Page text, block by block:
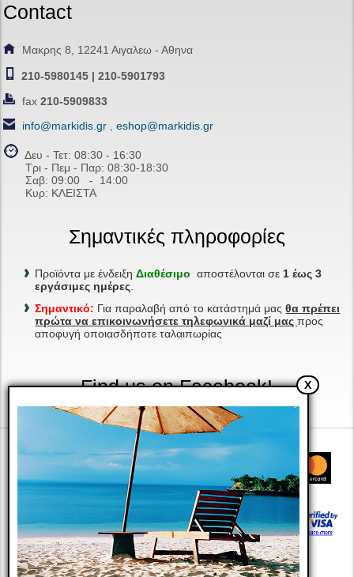
Contact
Μακρης 8, 12241 Αιγαλεω - Αθηνα
210-5980145 | 210-5901793
fax210-5909833
info@markidis.gr ,eshop@markidis.gr
Δευ - Τετ: 08:30 - 16:30
Τρι - Πεμ - Παρ: 08:30-18:30
Σαβ:09:00 - 14:00
Κυρ: ΚΛΕΙΣΤΑ
Σημαντικές πληροφορίες
Προϊόντα με ένδειξηΔιαθέσιμο αποστέλονται σε1 έως 3
εργάσιμες ημέρες.
Σημαντικό: Για παραλαβή από το κατάστημά μαςθα πρέπει
πρώτα να επικοινωνήσετε τηλεφωνικά μαζί μαςπρος
αποφυγή οποιασδήποτε ταλαιπωρίας
Find us on Facebook! X